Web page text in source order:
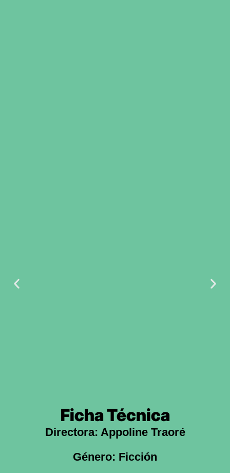
Ficha Técnica
Directora: Appoline Traoré
Género: Ficción